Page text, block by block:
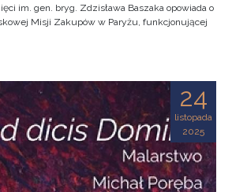
im. gen. bryg. Zdzisława Baszaka opowiada o
Misji Zakupów w Paryżu, funkcjonującej
24
listopada
2025